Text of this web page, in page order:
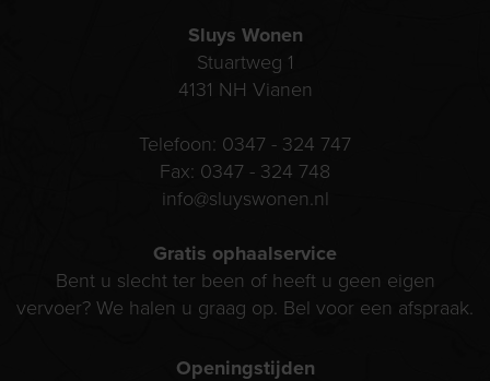
Sluys Wonen
Stuartweg 1
4131 NH Vianen
Telefoon: 0347 - 324 747
Fax: 0347 - 324 748
info@sluyswonen.nl
Gratis ophaalservice
Bent u slecht ter been of heeft u geen eigen
vervoer? We halen u graag op. Bel voor een afspraak.
Openingstijden